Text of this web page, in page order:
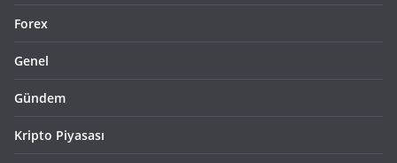
Forex
Genel
Gündem
Kripto Piyasası